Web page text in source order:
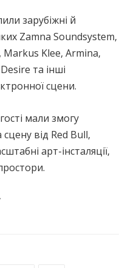
зарубіжні й
Zamna Soundsystem,
Markus Klee, Armina,
та інші
сцени.
мали змогу
від Red Bull,
арт-інсталяції,